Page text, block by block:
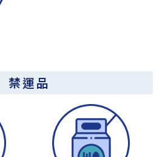
禁運品